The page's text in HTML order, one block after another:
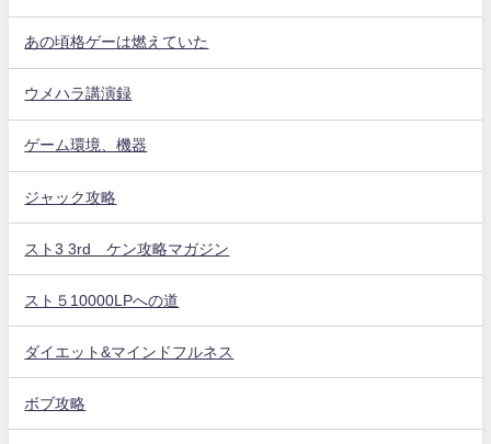
あの頃格ゲーは燃えていた
ウメハラ講演録
ゲーム環境、機器
ジャック攻略
スト3 3rd ケン攻略マガジン
スト５10000LPへの道
ダイエット&マインドフルネス
ボブ攻略